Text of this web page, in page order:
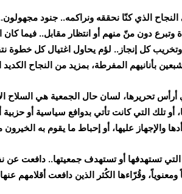
الذي كنّا نحققه ونراكمه.. جنود
وتبرع دون منّ منهم أو انتظار مقابل.. فيما
كل إنجاز.. لؤم يحاول اغتيال كل خطوة
بأنانيهم المفرطة، بمزيد من النجاح الكديد
أرأس تحريرها، لسان حال الجمعية هي السلاح
أو تلك التي كانت تأتي بدوافع سياسية أو
والإجهاز عليها، أو إحباط ما يقوم به
تستهدفها أو تستهدف جمعيتها.. دافعت عن
ومعنوياً، وقُرّاءها الكُثر الذين دافعت أقلامهم